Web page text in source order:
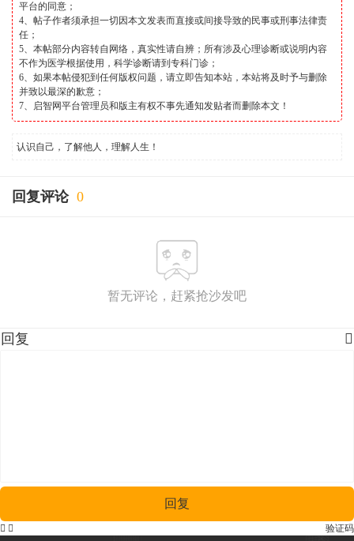
平台的同意；
4、帖子作者须承担一切因本文发表而直接或间接导致的民事或刑事法律责
任；
5、本帖部分内容转自网络，真实性请自辨；所有涉及心理诊断或说明内容
不作为医学根据使用，科学诊断请到专科门诊；
6、如果本帖侵犯到任何版权问题，请立即告知本站，本站将及时予与删除
并致以最深的歉意；
7、启智网平台管理员和版主有权不事先通知发贴者而删除本文！
认识自己，了解他人，理解人生！
回复评论 0
暂无评论，赶紧抢沙发吧

回复
回复
验证码
 